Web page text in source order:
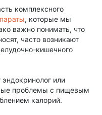
комплексного
, которые мы
важно понимать, что
часто возникают
кишечного
или
проблемы с пищевым
калорий.